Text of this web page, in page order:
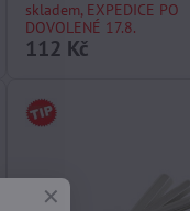
skladem, EXPEDICE PO
DOVOLENÉ 17.8.
112 Kč